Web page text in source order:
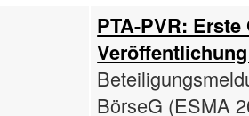
PTA-PVR:
BörseG (ESMA